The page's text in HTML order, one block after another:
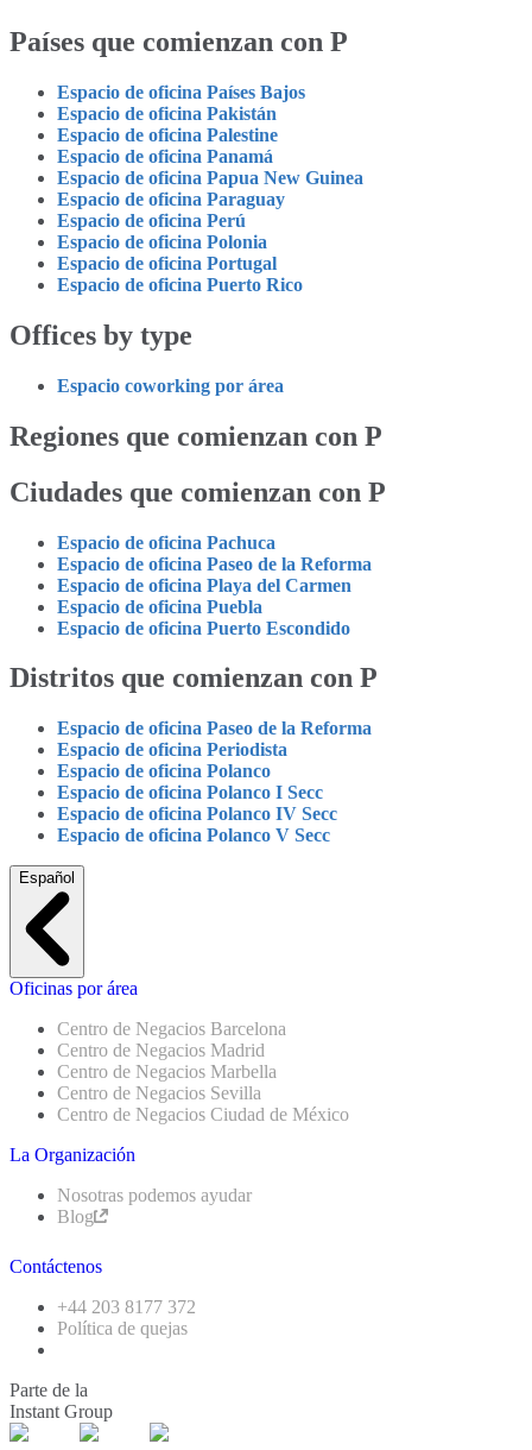
Países que comienzan con P
Espacio de oficina Países Bajos
Espacio de oficina Pakistán
Espacio de oficina Palestine
Espacio de oficina Panamá
Espacio de oficina Papua New Guinea
Espacio de oficina Paraguay
Espacio de oficina Perú
Espacio de oficina Polonia
Espacio de oficina Portugal
Espacio de oficina Puerto Rico
Offices by type
Espacio coworking por área
Regiones que comienzan con P
Ciudades que comienzan con P
Espacio de oficina Pachuca
Espacio de oficina Paseo de la Reforma
Espacio de oficina Playa del Carmen
Espacio de oficina Puebla
Espacio de oficina Puerto Escondido
Distritos que comienzan con P
Espacio de oficina Paseo de la Reforma
Espacio de oficina Periodista
Espacio de oficina Polanco
Espacio de oficina Polanco I Secc
Espacio de oficina Polanco IV Secc
Espacio de oficina Polanco V Secc
Español
Oficinas por área
Centro de Negacios Barcelona
Centro de Negacios Madrid
Centro de Negacios Marbella
Centro de Negacios Sevilla
Centro de Negacios Ciudad de México
La Organización
Nosotras podemos ayudar
Blog
Contáctenos
+44 203 8177 372
Política de quejas
Parte de la
Instant Group